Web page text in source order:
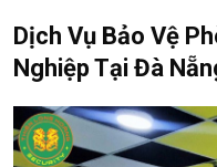
Dịch Vụ Bảo Vệ
Nghiệp Tại Đà